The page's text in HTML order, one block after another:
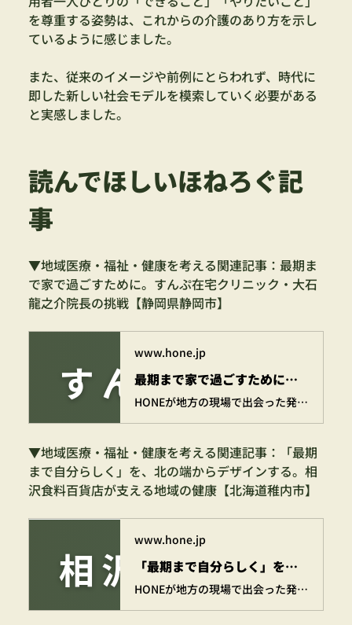
を尊重する姿勢は、これからの介護のあり方を示し
ているように感じました。
また、従来のイメージや前例にとらわれず、時代に
即した新しい社会モデルを模索していく必要がある
と実感しました。
読んでほしいほねろぐ記
事
▼地域医療・福祉・健康を考える関連記事：最期ま
で家で過ごすために。すんぷ在宅クリニック・大石
龍之介院長の挑戦【静岡県静岡市】
www.hone.jp
最期まで家で過ごすために。すんぷ在宅クリニック・大石龍之介院長の挑戦【静岡県静岡市】 | 株式会社HONE - 地方の文化と経済を骨太にするマーケティング支援
HONEが地方の現場で出会った発見や挑戦を記した骨太な活動記録。我々が地方に足を運び、先人たちが紡いできた伝統や、未来に残したい景色を綴っています。 いつのまにか、地方の「ほんと」の姿が見えてくる。気づけば、地方が近くなる。 現場でしか得られない骨太な体験を、お届けしていきます。
▼地域医療・福祉・健康を考える関連記事：「最期
まで自分らしく」を、北の端からデザインする。相
沢食料百貨店が支える地域の健康【北海道稚内市】
www.hone.jp
「最期まで自分らしく」を、北の端からデザインする。相沢食料百貨店が支える地域の健康【北海道稚内市】 | 株式会社HONE - 地方の文化と経済を骨太にするマーケティング支援
HONEが地方の現場で出会った発見や挑戦を記した骨太な活動記録。我々が地方に足を運び、先人たちが紡いできた伝統や、未来に残したい景色を綴っています。 いつのまにか、地方の「ほんと」の姿が見えてくる。気づけば、地方が近くなる。 現場でしか得られない骨太な体験を、お届けしていきます。